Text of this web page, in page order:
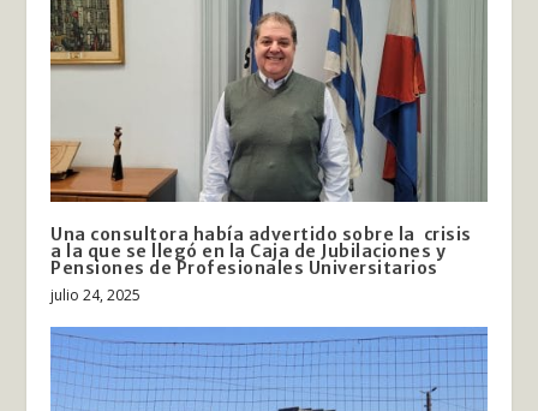
Una consultora había advertido sobre la crisis
a la que se llegó en la Caja de Jubilaciones y
Pensiones de Profesionales Universitarios
julio 24, 2025